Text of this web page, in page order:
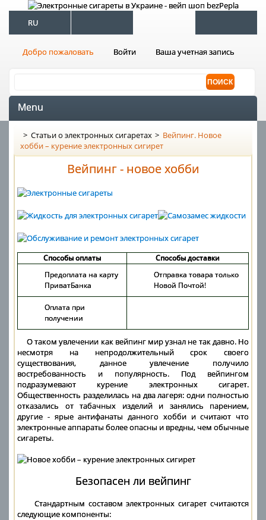
RU
Добро пожаловать Войти Ваша учетная запись
Menu
> Статьи о электронных сигаретах > Вейпинг. Новое
хобби – курение электронных сигирет
Вейпинг - новое хобби
Способы оплаты
Способы доставки
Предоплата на карту
ПриватБанка
Отправка товара только
Новой Почтой!
Оплата при
получении
О таком увлечении как вейпинг мир узнал не так давно. Но
несмотря на непродолжительный срок своего
существования, данное увлечение получило
востребованность и популярность. Под вейпингом
подразумевают курение электронных сигарет.
Общественность разделилась на два лагеря: одни полностью
отказались от табачных изделий и занялись парением,
другие - ярые антифанаты данного хобби и считают что
электронные аппараты более опасны и вредны, чем обычные
сигареты.
Безопасен ли вейпинг
Стандартным составом электронных сигарет считаются
следующие компоненты: